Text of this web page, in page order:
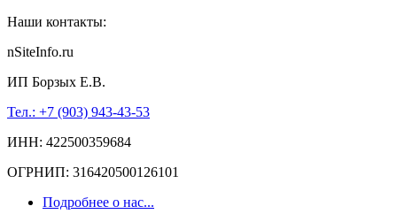
Наши контакты:
nSiteInfo.ru
ИП Борзых Е.В.
Тел.: +7 (903) 943-43-53
ИНН: 422500359684
ОГРНИП: 316420500126101
Подробнее о нас...